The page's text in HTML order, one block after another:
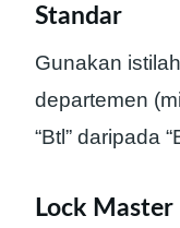
Standar
Gunakan
departemen
“Btl” daripada
Lock Master